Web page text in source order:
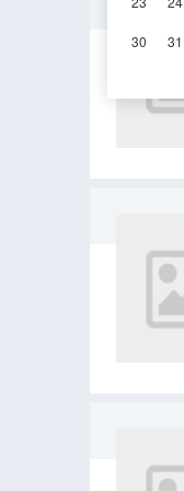
30 31